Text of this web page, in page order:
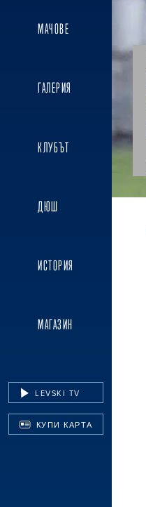
МАЧОВЕ
ГАЛЕРИЯ
КЛУБЪТ
ДЮШ
ИСТОРИЯ
МАГАЗИН
LEVSKI TV
КУПИ КАРТА